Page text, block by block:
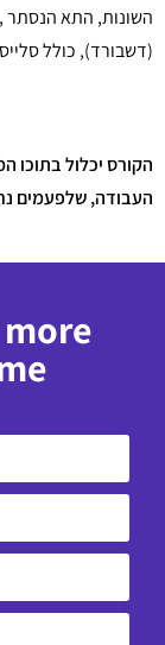
(דשבורד), כולל
הקורס יכלול בתוכו
העבודה, שלפעמים